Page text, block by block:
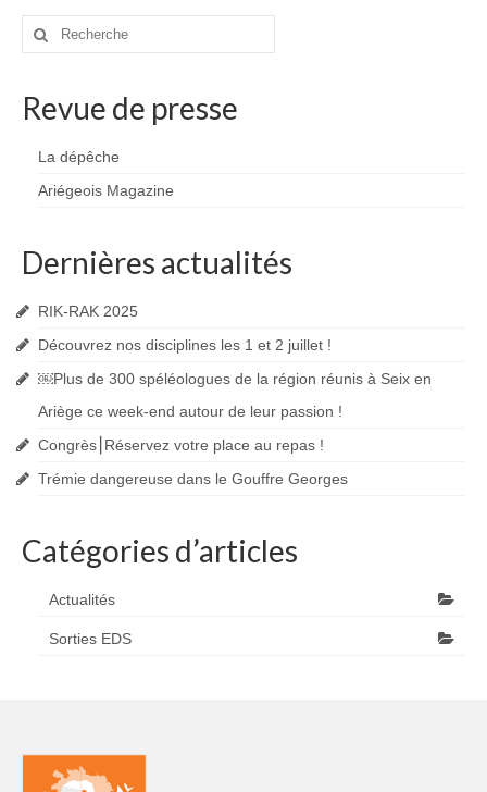
SSAPO
Les Rynolfes
GSC
SCAr
SCHS
Les accès réglementés spéléo
Les accès réglementés canyon
Galeries Photos
Galerie Karsts
Galerie Canyons
Galerie Explos
Presse
Rechercher
Revue de presse
La dépêche
Ariégeois Magazine
Dernières actualités
RIK-RAK 2025
Découvrez nos disciplines les 1 et 2 juillet !
￼Plus de 300 spéléologues de la région réunis à Seix en
Ariège ce week-end autour de leur passion !
Congrès⎮Réservez votre place au repas !
Trémie dangereuse dans le Gouffre Georges
Catégories d’articles
Actualités
Sorties EDS